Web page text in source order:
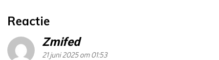
Reactie
Zmifed
21 juni 2025 om 01:53